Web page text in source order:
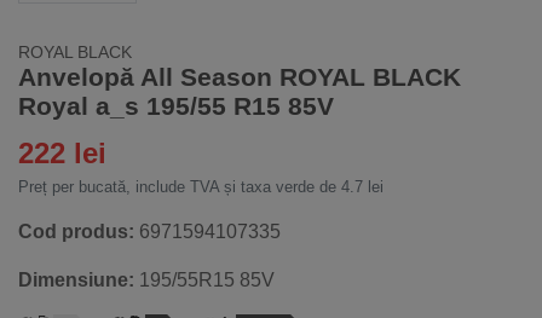
ROYAL BLACK
Anvelopă All Season ROYAL BLACK
Royal a_s 195/55 R15 85V
222 lei
Preț per bucată, include TVA și taxa verde de 4.7 lei
Cod produs: 6971594107335
Dimensiune: 195/55R15 85V